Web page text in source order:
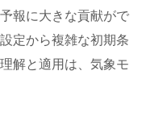
報に大きな貢献がで
定から複雑な初期条
解と適用は、気象モ